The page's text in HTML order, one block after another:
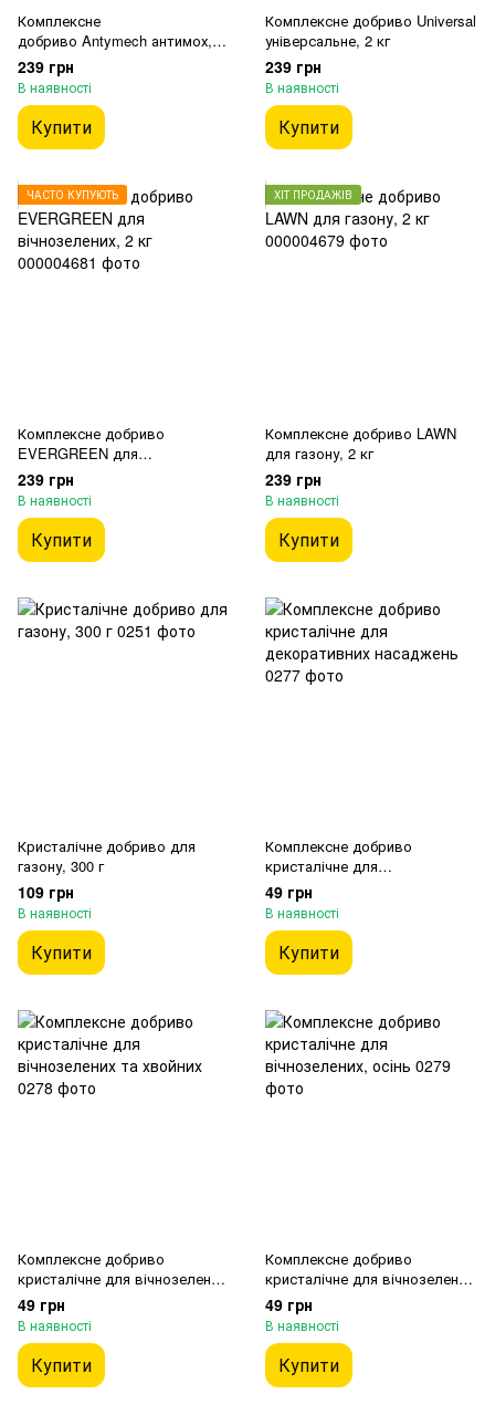
Комплексне
добриво Antymech антимох, 2
кг
239 грн
В наявності
Купити
Комплексне добриво Universal
універсальне, 2 кг
239 грн
В наявності
Купити
ЧАСТО КУПУЮТЬ
Комплексне добриво
EVERGREEN для
вічнозелених, 2 кг
239 грн
В наявності
Купити
ХІТ ПРОДАЖІВ
Комплексне добриво LAWN
для газону, 2 кг
239 грн
В наявності
Купити
Кристалічне добриво для
газону, 300 г
109 грн
В наявності
Купити
Комплексне добриво
кристалічне для
декоративних насаджень
49 грн
В наявності
Купити
Комплексне добриво
кристалічне для вічнозелених
та хвойних
49 грн
В наявності
Купити
Комплексне добриво
кристалічне для вічнозелених,
осінь
49 грн
В наявності
Купити